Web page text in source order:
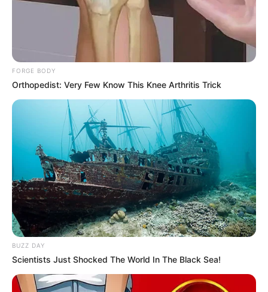
FORGE BODY
Orthopedist: Very Few Know This Knee Arthritis Trick
BUZZ DAY
Scientists Just Shocked The World In The Black Sea!